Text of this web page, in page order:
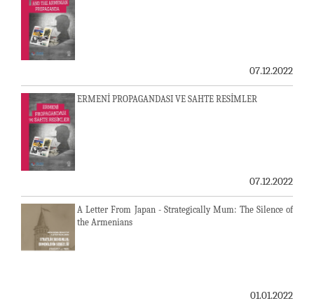
07.12.2022
ERMENİ PROPAGANDASI VE SAHTE RESİMLER
07.12.2022
A Letter From Japan - Strategically Mum: The Silence of
the Armenians
01.01.2022